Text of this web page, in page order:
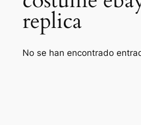
replica
No se han encontrado